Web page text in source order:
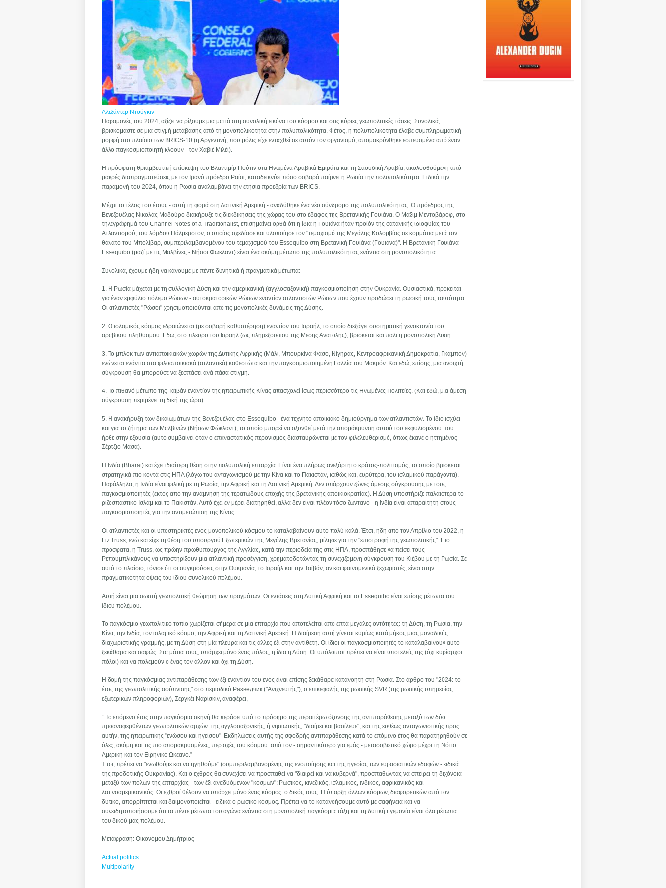
Αλεξάντερ Ντούγκιν
Παραμονές του 2024, αξίζει να ρίξουμε μια ματιά στη συνολική εικόνα του κόσμου και στις κύριες γεωπολιτικές τάσεις. Συνολικά,
βρισκόμαστε σε μια στιγμή μετάβασης από τη μονοπολικότητα στην πολυπολικότητα. Φέτος, η πολυπολικότητα έλαβε συμπληρωματική
μορφή στο πλαίσιο των BRICS-10 (η Αργεντινή, που μόλις είχε ενταχθεί σε αυτόν τον οργανισμό, απομακρύνθηκε εσπευσμένα από έναν
άλλο παγκοσμιοποιητή κλόουν - τον Χαβιέ Μιλέι).
Η πρόσφατη θριαμβευτική επίσκεψη του Βλαντιμίρ Πούτιν στα Ηνωμένα Αραβικά Εμιράτα και τη Σαουδική Αραβία, ακολουθούμενη από
μακρές διαπραγματεύσεις με τον Ιρανό πρόεδρο Ραΐσι, καταδεικνύει πόσο σοβαρά παίρνει η Ρωσία την πολυπολικότητα. Ειδικά την
παραμονή του 2024, όπου η Ρωσία αναλαμβάνει την ετήσια προεδρία των BRICS.
Μέχρι το τέλος του έτους - αυτή τη φορά στη Λατινική Αμερική - αναδύθηκε ένα νέο σύνδρομο της πολυπολικότητας. Ο πρόεδρος της
Βενεζουέλας Νικολάς Μαδούρο διακήρυξε τις διεκδικήσεις της χώρας του στο έδαφος της Βρετανικής Γουιάνα. Ο Μαξίμ Μεντοβάροφ, στο
τηλεγράφημά του Channel Notes of a Traditionalist, επισημαίνει ορθά ότι η ίδια η Γουιάνα ήταν προϊόν της σατανικής ιδιοφυΐας του
Ατλαντισμού, του λόρδου Πάλμερστον, ο οποίος σχεδίασε και υλοποίησε τον "τεμαχισμό της Μεγάλης Κολομβίας σε κομμάτια μετά τον
θάνατο του Μπολίβαρ, συμπεριλαμβανομένου του τεμαχισμού του Essequibo στη Βρετανική Γουιάνα (Γουιάνα)". Η Βρετανική Γουιάνα-
Essequibo (μαζί με τις Μαλβίνες - Νήσοι Φωκλαντ) είναι ένα ακόμη μέτωπο της πολυπολικότητας ενάντια στη μονοπολικότητα.
Συνολικά, έχουμε ήδη να κάνουμε με πέντε δυνητικά ή πραγματικά μέτωπα:
1. Η Ρωσία μάχεται με τη συλλογική Δύση και την αμερικανική (αγγλοσαξονική) παγκοσμιοποίηση στην Ουκρανία. Ουσιαστικά, πρόκειται
για έναν εμφύλιο πόλεμο Ρώσων - αυτοκρατορικών Ρώσων εναντίον ατλαντιστών Ρώσων που έχουν προδώσει τη ρωσική τους ταυτότητα.
Οι ατλαντιστές "Ρώσοι" χρησιμοποιούνται από τις μονοπολικές δυνάμεις της Δύσης.
2. Ο ισλαμικός κόσμος εδραιώνεται (με σοβαρή καθυστέρηση) εναντίον του Ισραήλ, το οποίο διεξάγει συστηματική γενοκτονία του
αραβικού πληθυσμού. Εδώ, στο πλευρό του Ισραήλ (ως πληρεξούσιου της Μέσης Ανατολής), βρίσκεται και πάλι η μονοπολική Δύση.
3. Το μπλοκ των αντιαποικιακών χωρών της Δυτικής Αφρικής (Μάλι, Μπουρκίνα Φάσο, Νίγηρας, Κεντροαφρικανική Δημοκρατία, Γκαμπόν)
ενώνεται ενάντια στα φιλοαποικιακά (ατλαντικά) καθεστώτα και την παγκοσμιοποιημένη Γαλλία του Μακρόν. Και εδώ, επίσης, μια ανοιχτή
σύγκρουση θα μπορούσε να ξεσπάσει ανά πάσα στιγμή.
4. Το πιθανό μέτωπο της Ταϊβάν εναντίον της ηπειρωτικής Κίνας απασχολεί ίσως περισσότερο τις Ηνωμένες Πολιτείες. (Και εδώ, μια άμεση
σύγκρουση περιμένει τη δική της ώρα).
5. Η ανακήρυξη των δικαιωμάτων της Βενεζουέλας στο Essequibo - ένα τεχνητό αποικιακό δημιούργημα των ατλαντιστών. Το ίδιο ισχύει
και για το ζήτημα των Μαλβινών (Νήσων Φώκλαντ), το οποίο μπορεί να οξυνθεί μετά την απομάκρυνση αυτού του εκφυλισμένου που
ήρθε στην εξουσία (αυτό συμβαίνει όταν ο επαναστατικός περονισμός διασταυρώνεται με τον φιλελευθερισμό, όπως έκανε ο ηττημένος
Σέρτζιο Μάσα).
Η Ινδία (Bharat) κατέχει ιδιαίτερη θέση στην πολυπολική επταρχία. Είναι ένα πλήρως ανεξάρτητο κράτος-πολιτισμός, το οποίο βρίσκεται
στρατηγικά πιο κοντά στις ΗΠΑ (λόγω του ανταγωνισμού με την Κίνα και το Πακιστάν, καθώς και, ευρύτερα, του ισλαμικού παράγοντα).
Παράλληλα, η Ινδία είναι φιλική με τη Ρωσία, την Αφρική και τη Λατινική Αμερική. Δεν υπάρχουν ζώνες άμεσης σύγκρουσης με τους
παγκοσμιοποιητές (εκτός από την ανάμνηση της τερατώδους εποχής της βρετανικής αποικιοκρατίας). Η Δύση υποστήριζε παλαιότερα το
ριζοσπαστικό Ισλάμ και το Πακιστάν. Αυτό έχει εν μέρει διατηρηθεί, αλλά δεν είναι πλέον τόσο ζωντανό - η Ινδία είναι απαραίτητη στους
παγκοσμιοποιητές για την αντιμετώπιση της Κίνας.
Οι ατλαντιστές και οι υποστηρικτές ενός μονοπολικού κόσμου το καταλαβαίνουν αυτό πολύ καλά. Έτσι, ήδη από τον Απρίλιο του 2022, η
Liz Truss, ενώ κατείχε τη θέση του υπουργού Εξωτερικών της Μεγάλης Βρετανίας, μίλησε για την "επιστροφή της γεωπολιτικής". Πιο
πρόσφατα, η Truss, ως πρώην πρωθυπουργός της Αγγλίας, κατά την περιοδεία της στις ΗΠΑ, προσπάθησε να πείσει τους
Ρεπουμπλικάνους να υποστηρίξουν μια ατλαντική προσέγγιση, χρηματοδοτώντας τη συνεχιζόμενη σύγκρουση του Κιέβου με τη Ρωσία. Σε
αυτό το πλαίσιο, τόνισε ότι οι συγκρούσεις στην Ουκρανία, το Ισραήλ και την Ταϊβάν, αν και φαινομενικά ξεχωριστές, είναι στην
πραγματικότητα όψεις του ίδιου συνολικού πολέμου.
Αυτή είναι μια σωστή γεωπολιτική θεώρηση των πραγμάτων. Οι εντάσεις στη Δυτική Αφρική και το Essequibo είναι επίσης μέτωπα του
ίδιου πολέμου.
Το παγκόσμιο γεωπολιτικό τοπίο χωρίζεται σήμερα σε μια επταρχία που αποτελείται από επτά μεγάλες οντότητες: τη Δύση, τη Ρωσία, την
Κίνα, την Ινδία, τον ισλαμικό κόσμο, την Αφρική και τη Λατινική Αμερική. Η διαίρεση αυτή γίνεται κυρίως κατά μήκος μιας μοναδικής
διαχωριστικής γραμμής, με τη Δύση στη μία πλευρά και τις άλλες έξι στην αντίθετη. Οι ίδιοι οι παγκοσμιοποιητές το καταλαβαίνουν αυτό
ξεκάθαρα και σαφώς. Στα μάτια τους, υπάρχει μόνο ένας πόλος, η ίδια η Δύση. Οι υπόλοιποι πρέπει να είναι υποτελείς της (όχι κυρίαρχοι
πόλοι) και να πολεμούν ο ένας τον άλλον και όχι τη Δύση.
Η δομή της παγκόσμιας αντιπαράθεσης των έξι εναντίον του ενός είναι επίσης ξεκάθαρα κατανοητή στη Ρωσία. Στο άρθρο του "2024: το
έτος της γεωπολιτικής αφύπνισης" στο περιοδικό Разведчик ("Ανιχνευτής"), ο επικεφαλής της ρωσικής SVR (της ρωσικής υπηρεσίας
εξωτερικών πληροφοριών), Σεργκέι Ναρίσκιν, αναφέρει,
“ Το επόμενο έτος στην παγκόσμια σκηνή θα περάσει υπό το πρόσημο της περαιτέρω όξυνσης της αντιπαράθεσης μεταξύ των δύο
προαναφερθέντων γεωπολιτικών αρχών: της αγγλοσαξονικής, ή νησιωτικής, "διαίρει και βασίλευε", και της ευθέως ανταγωνιστικής προς
αυτήν, της ηπειρωτικής "ενώσου και ηγείσου". Εκδηλώσεις αυτής της σφοδρής αντιπαράθεσης κατά το επόμενο έτος θα παρατηρηθούν σε
όλες, ακόμη και τις πιο απομακρυσμένες, περιοχές του κόσμου: από τον - σημαντικότερο για εμάς - μετασοβιετικό χώρο μέχρι τη Νότιο
Αμερική και τον Ειρηνικό Ωκεανό.”
Έτσι, πρέπει να "ενωθούμε και να ηγηθούμε" (συμπεριλαμβανομένης της ενοποίησης και της ηγεσίας των ευρασιατικών εδαφών - ειδικά
της προδοτικής Ουκρανίας). Και ο εχθρός θα συνεχίσει να προσπαθεί να "διαιρεί και να κυβερνά", προσπαθώντας να σπείρει τη διχόνοια
μεταξύ των πόλων της επταρχίας - των έξι αναδυόμενων "κόσμων": Ρωσικός, κινεζικός, ισλαμικός, ινδικός, αφρικανικός και
λατινοαμερικανικός. Οι εχθροί θέλουν να υπάρχει μόνο ένας κόσμος: ο δικός τους. H ύπαρξη άλλων κόσμων, διαφορετικών από τον
δυτικό, απορρίπτεται και δαιμονοποιείται - ειδικά ο ρωσικό κόσμος. Πρέπει να το κατανοήσουμε αυτό με σαφήνεια και να
συνειδητοποιήσουμε ότι τα πέντε μέτωπα του αγώνα ενάντια στη μονοπολική παγκόσμια τάξη και τη δυτική ηγεμονία είναι όλα μέτωπα
του δικού μας πολέμου.
Μετάφραση: Οικονόμου Δημήτριος
Actual politics
Multipolarity